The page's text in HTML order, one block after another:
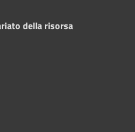
della risorsa